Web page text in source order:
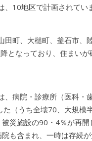
、10地区で計画されて
田町、大槌町、釜石市
となっており、住まいが
、病院・診療所（医科
た（うち全壊70、大規模
災施設の90・4％が再
も含まれ、一時は存続